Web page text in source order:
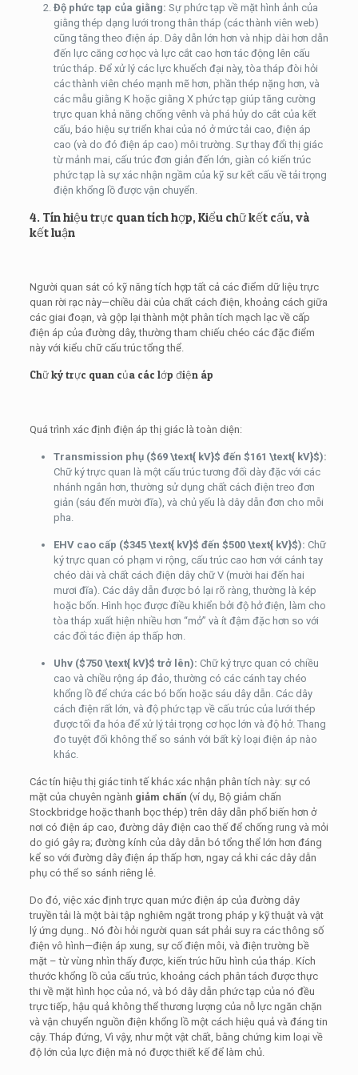
Độ phức tạp của giằng: Sự phức tạp về mặt hình ảnh của
giằng thép dạng lưới trong thân tháp (các thành viên web)
cũng tăng theo điện áp. Dây dẫn lớn hơn và nhịp dài hơn dẫn
đến lực căng cơ học và lực cắt cao hơn tác động lên cấu
trúc tháp. Để xử lý các lực khuếch đại này, tòa tháp đòi hỏi
các thành viên chéo mạnh mẽ hơn, phần thép nặng hơn, và
các mẫu giằng K hoặc giằng X phức tạp giúp tăng cường
trực quan khả năng chống vênh và phá hủy do cắt của kết
cấu, báo hiệu sự triển khai của nó ở mức tải cao, điện áp
cao (và do đó điện áp cao) môi trường. Sự thay đổi thị giác
từ mảnh mai, cấu trúc đơn giản đến lớn, giàn có kiến ​​trúc
phức tạp là sự xác nhận ngầm của kỹ sư kết cấu về tải trọng
điện khổng lồ được vận chuyển.
4. Tín hiệu trực quan tích hợp, Kiểu chữ kết cấu, và
kết luận
Người quan sát có kỹ năng tích hợp tất cả các điểm dữ liệu trực
quan rời rạc này—chiều dài của chất cách điện, khoảng cách giữa
các giai đoạn, và gộp lại thành một phân tích mạch lạc về cấp
điện áp của đường dây, thường tham chiếu chéo các đặc điểm
này với kiểu chữ cấu trúc tổng thể.
Chữ ký trực quan của các lớp điện áp
Quá trình xác định điện áp thị giác là toàn diện:
Transmission phụ ($69 \text{ kV}$ đến $161 \text{ kV}$):
Chữ ký trực quan là một cấu trúc tương đối dày đặc với các
nhánh ngắn hơn, thường sử dụng chất cách điện treo đơn
giản (sáu đến mười đĩa), và chủ yếu là dây dẫn đơn cho mỗi
pha.
EHV cao cấp ($345 \text{ kV}$ đến $500 \text{ kV}$): Chữ
ký trực quan có phạm vi rộng, cấu trúc cao hơn với cánh tay
chéo dài và chất cách điện dây chữ V (mười hai đến hai
mươi đĩa). Các dây dẫn được bó lại rõ ràng, thường là kép
hoặc bốn. Hình học được điều khiển bởi độ hở điện, làm cho
tòa tháp xuất hiện nhiều hơn “mở” và ít đậm đặc hơn so với
các đối tác điện áp thấp hơn.
Uhv ($750 \text{ kV}$ trở lên): Chữ ký trực quan có chiều
cao và chiều rộng áp đảo, thường có các cánh tay chéo
khổng lồ để chứa các bó bốn hoặc sáu dây dẫn. Các dây
cách điện rất lớn, và độ phức tạp về cấu trúc của lưới thép
được tối đa hóa để xử lý tải trọng cơ học lớn và độ hở. Thang
đo tuyệt đối không thể so sánh với bất kỳ loại điện áp nào
khác.
Các tín hiệu thị giác tinh tế khác xác nhận phân tích này: sự có
mặt của chuyên ngành giảm chấn (ví dụ, Bộ giảm chấn
Stockbridge hoặc thanh bọc thép) trên dây dẫn phổ biến hơn ở
nơi có điện áp cao, đường dây điện cao thế để chống rung và mỏi
do gió gây ra; đường kính của dây dẫn bó tổng thể lớn hơn đáng
kể so với đường dây điện áp thấp hơn, ngay cả khi các dây dẫn
phụ có thể so sánh riêng lẻ.
Do đó, việc xác định trực quan mức điện áp của đường dây
truyền tải là một bài tập nghiêm ngặt trong pháp y kỹ thuật và vật
lý ứng dụng.. Nó đòi hỏi người quan sát phải suy ra các thông số
điện vô hình—điện áp xung, sự cố điện môi, và điện trường bề
mặt – từ vùng nhìn thấy được, kiến trúc hữu hình của tháp. Kích
thước khổng lồ của cấu trúc, khoảng cách phân tách được thực
thi về mặt hình học của nó, và bó dây dẫn phức tạp của nó đều
trực tiếp, hậu quả không thể thương lượng của nỗ lực ngăn chặn
và vận chuyển nguồn điện khổng lồ một cách hiệu quả và đáng tin
cậy. Tháp đứng, Vì vậy, như một vật chất, bằng chứng kim loại về
độ lớn của lực điện mà nó được thiết kế để làm chủ.